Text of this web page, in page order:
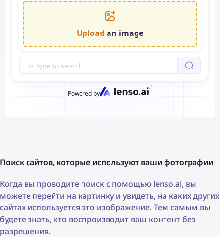
Поиск сайтов, которые используют ваши фотографии
Когда вы проводите поиск с помощью lenso.ai, вы
можете перейти на картинку и увидеть, на каких других
сайтах используется это изображение. Тем самым вы
будете знать, кто воспроизводит ваш контент без
разрешения.